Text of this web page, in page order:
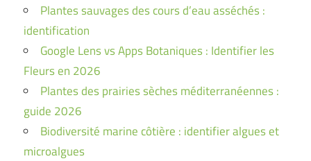
Plantes sauvages des cours d’eau asséchés :
identification
Google Lens vs Apps Botaniques : Identifier les
Fleurs en 2026
Plantes des prairies sèches méditerranéennes :
guide 2026
Biodiversité marine côtière : identifier algues et
microalgues